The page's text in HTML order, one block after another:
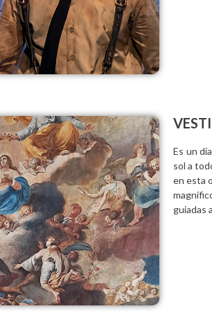
Es un
sol a
en esta
guiadas